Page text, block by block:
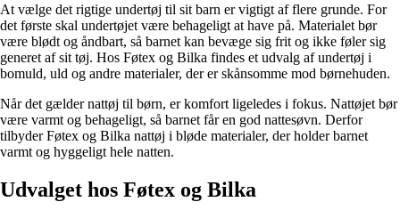
At vælge det rigtige undertøj til sit barn er vigtigt af flere grunde. For
det første skal undertøjet være behageligt at have på. Materialet bør
være blødt og åndbart, så barnet kan bevæge sig frit og ikke føler sig
generet af sit tøj. Hos Føtex og Bilka findes et udvalg af undertøj i
bomuld, uld og andre materialer, der er skånsomme mod børnehuden.
Når det gælder nattøj til børn, er komfort ligeledes i fokus. Nattøjet bør
være varmt og behageligt, så barnet får en god nattesøvn. Derfor
tilbyder Føtex og Bilka nattøj i bløde materialer, der holder barnet
varmt og hyggeligt hele natten.
Udvalget hos Føtex og Bilka